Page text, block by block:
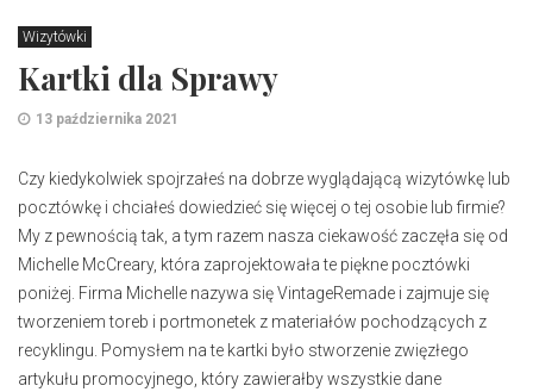
Wizytówki
Kartki dla Sprawy
13 października 2021
Czy kiedykolwiek spojrzałeś na dobrze wyglądającą wizytówkę lub
pocztówkę i chciałeś dowiedzieć się więcej o tej osobie lub firmie?
My z pewnością tak, a tym razem nasza ciekawość zaczęła się od
Michelle McCreary, która zaprojektowała te piękne pocztówki
poniżej. Firma Michelle nazywa się VintageRemade i zajmuje się
tworzeniem toreb i portmonetek z materiałów pochodzących z
recyklingu. Pomysłem na te kartki było stworzenie zwięzłego
artykułu promocyjnego, który zawierałby wszystkie dane